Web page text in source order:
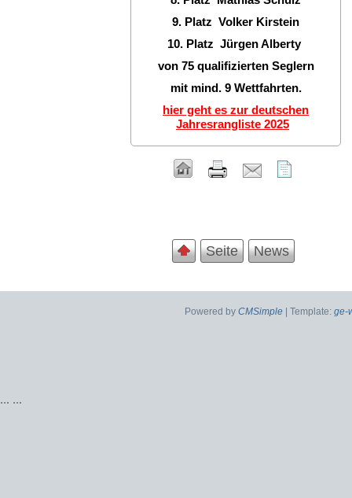
9. Platz Volker Kirstein
10. Platz Jürgen Alberty
von 75 qualifizierten Seglern
mit mind. 9 Wettfahrten.
hier geht es zur deutschen
Jahresrangliste 2025
Seite News
Powered by CMSimple | Template: ge-
... ...